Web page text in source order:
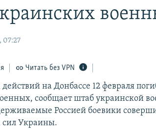
07:27
Читать без VPN
действий на Донбассе 12 февраля
сообщает штаб украинской
Россией боевики
Украины.